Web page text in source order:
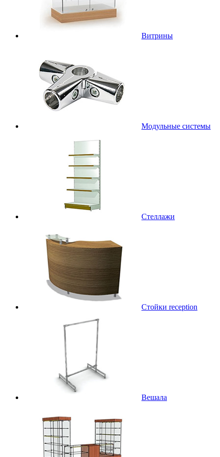
Витрины
Модульные системы
Стеллажи
Стойки reception
Вешала